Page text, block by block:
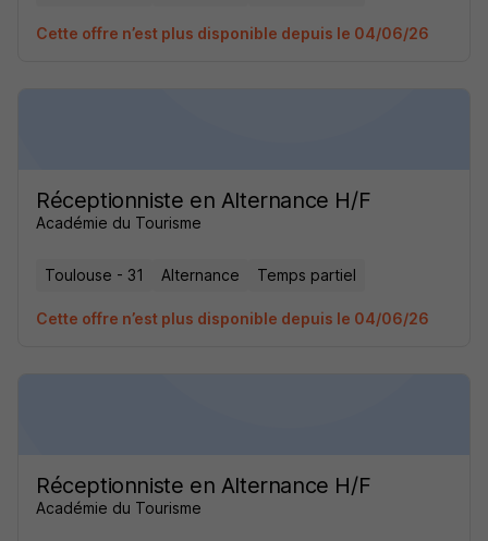
Cette offre n’est plus disponible depuis le 04/06/26
Réceptionniste en Alternance H/F
Académie du Tourisme
Toulouse - 31 Alternance Temps partiel
Cette offre n’est plus disponible depuis le 04/06/26
Réceptionniste en Alternance H/F
Académie du Tourisme